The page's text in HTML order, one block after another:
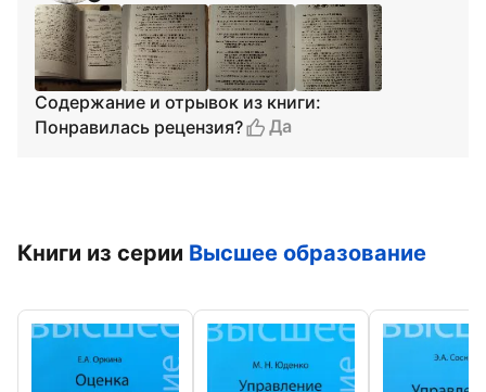
Содержание и отрывок из книги:
Понравилась рецензия?
Да
Книги из серии Высшее образование